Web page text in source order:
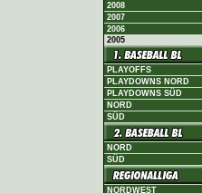
2008
2007
2006
2005
PLAYOFFS
PLAYDOWNS NORD
PLAYDOWNS SÜD
NORD
SÜD
NORD
SÜD
NORDWEST